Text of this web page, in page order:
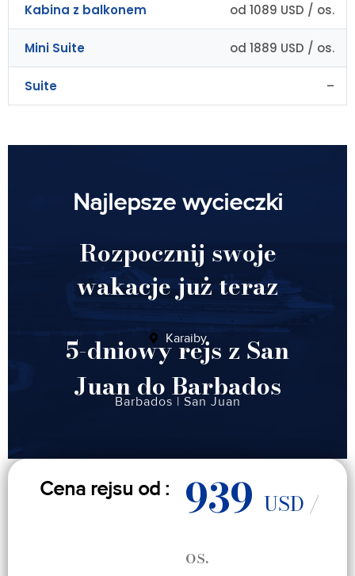
Kabina z balkonem od 1089 USD / os.
Mini Suite od 1889 USD / os.
Suite –
Najlepsze wycieczki
Rozpocznij swoje
wakacje już teraz
Karaiby
5-dniowy rejs z San
Juan do Barbados
Barbados | San Juan
Cena rejsu od : 939 USD /
os.